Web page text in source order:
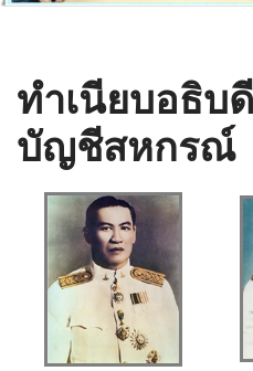
ทำเนียบอธิบ
บัญชีสหกรณ์